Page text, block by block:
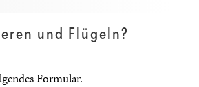
und Flügeln?
Formular.